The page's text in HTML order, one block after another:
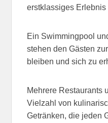
erstklassiges Erlebnis
Ein Swimmingpool
stehen den Gästen
bleiben und sich zu
Mehrere Restaurants
Vielzahl von
Getränken, die jeden